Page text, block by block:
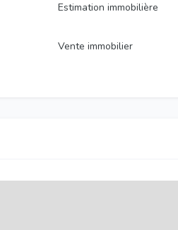
Estimation immobilière
Vente immobilier